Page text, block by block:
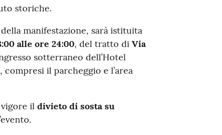
storiche.
manifestazione, sarà istituita
alle ore 24:00, del tratto di Via
sotterraneo dell’Hotel
il parcheggio e l’area
il divieto di sosta su